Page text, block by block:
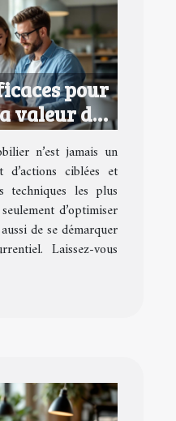
pour
valeur de
n’est jamais un
ciblées et
techniques les plus
d’optimiser
de se démarquer
Laissez-vous